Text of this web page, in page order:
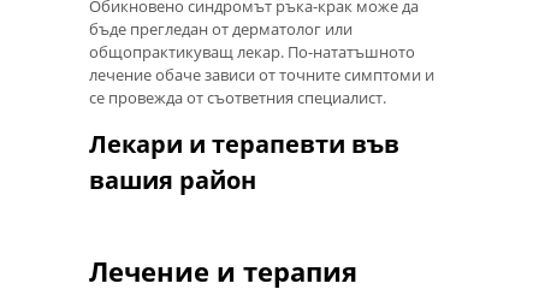
Обикновено синдромът ръка-крак може да
бъде прегледан от дерматолог или
общопрактикуващ лекар. По-нататъшното
лечение обаче зависи от точните симптоми и
се провежда от съответния специалист.
Лекари и терапевти във
вашия район
Лечение и терапия